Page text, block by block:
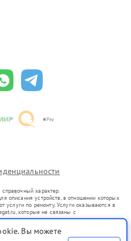
характер.
описания устройств, в отношении которых
услуги по ремонту. Услуги оказываются в
которые не связаны с
представителями.
в гражданский оборот в соответствии
Вы можете